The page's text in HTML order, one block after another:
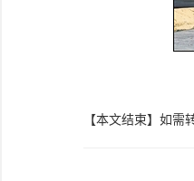
【本文结束】如需